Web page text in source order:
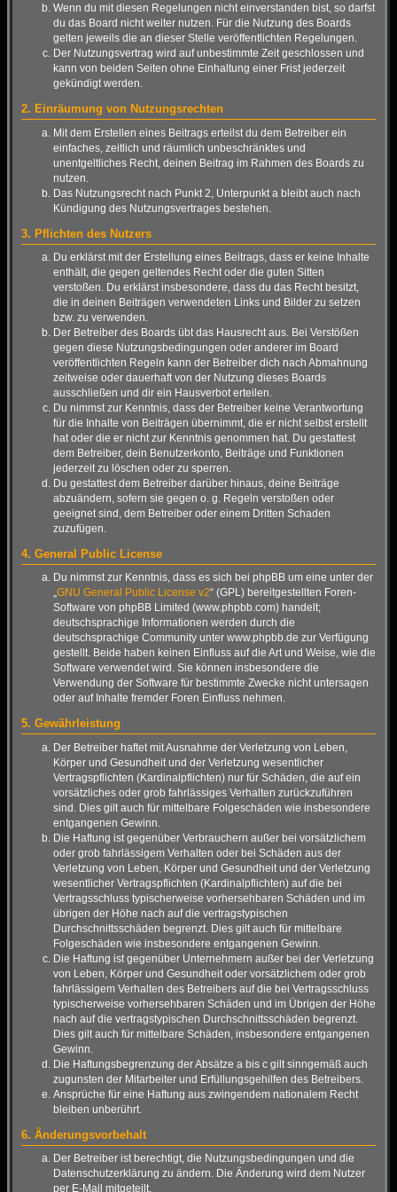
Wenn du mit diesen Regelungen nicht einverstanden bist, so darfst
du das Board nicht weiter nutzen. Für die Nutzung des Boards
gelten jeweils die an dieser Stelle veröffentlichten Regelungen.
Der Nutzungsvertrag wird auf unbestimmte Zeit geschlossen und
kann von beiden Seiten ohne Einhaltung einer Frist jederzeit
gekündigt werden.
2. Einräumung von Nutzungsrechten
Mit dem Erstellen eines Beitrags erteilst du dem Betreiber ein
einfaches, zeitlich und räumlich unbeschränktes und
unentgeltliches Recht, deinen Beitrag im Rahmen des Boards zu
nutzen.
Das Nutzungsrecht nach Punkt 2, Unterpunkt a bleibt auch nach
Kündigung des Nutzungsvertrages bestehen.
3. Pflichten des Nutzers
Du erklärst mit der Erstellung eines Beitrags, dass er keine Inhalte
enthält, die gegen geltendes Recht oder die guten Sitten
verstoßen. Du erklärst insbesondere, dass du das Recht besitzt,
die in deinen Beiträgen verwendeten Links und Bilder zu setzen
bzw. zu verwenden.
Der Betreiber des Boards übt das Hausrecht aus. Bei Verstößen
gegen diese Nutzungsbedingungen oder anderer im Board
veröffentlichten Regeln kann der Betreiber dich nach Abmahnung
zeitweise oder dauerhaft von der Nutzung dieses Boards
ausschließen und dir ein Hausverbot erteilen.
Du nimmst zur Kenntnis, dass der Betreiber keine Verantwortung
für die Inhalte von Beiträgen übernimmt, die er nicht selbst erstellt
hat oder die er nicht zur Kenntnis genommen hat. Du gestattest
dem Betreiber, dein Benutzerkonto, Beiträge und Funktionen
jederzeit zu löschen oder zu sperren.
Du gestattest dem Betreiber darüber hinaus, deine Beiträge
abzuändern, sofern sie gegen o. g. Regeln verstoßen oder
geeignet sind, dem Betreiber oder einem Dritten Schaden
zuzufügen.
4. General Public License
Du nimmst zur Kenntnis, dass es sich bei phpBB um eine unter der
„GNU General Public License v2“ (GPL) bereitgestellten Foren-
Software von phpBB Limited (www.phpbb.com) handelt;
deutschsprachige Informationen werden durch die
deutschsprachige Community unter www.phpbb.de zur Verfügung
gestellt. Beide haben keinen Einfluss auf die Art und Weise, wie die
Software verwendet wird. Sie können insbesondere die
Verwendung der Software für bestimmte Zwecke nicht untersagen
oder auf Inhalte fremder Foren Einfluss nehmen.
5. Gewährleistung
Der Betreiber haftet mit Ausnahme der Verletzung von Leben,
Körper und Gesundheit und der Verletzung wesentlicher
Vertragspflichten (Kardinalpflichten) nur für Schäden, die auf ein
vorsätzliches oder grob fahrlässiges Verhalten zurückzuführen
sind. Dies gilt auch für mittelbare Folgeschäden wie insbesondere
entgangenen Gewinn.
Die Haftung ist gegenüber Verbrauchern außer bei vorsätzlichem
oder grob fahrlässigem Verhalten oder bei Schäden aus der
Verletzung von Leben, Körper und Gesundheit und der Verletzung
wesentlicher Vertragspflichten (Kardinalpflichten) auf die bei
Vertragsschluss typischerweise vorhersehbaren Schäden und im
übrigen der Höhe nach auf die vertragstypischen
Durchschnittsschäden begrenzt. Dies gilt auch für mittelbare
Folgeschäden wie insbesondere entgangenen Gewinn.
Die Haftung ist gegenüber Unternehmern außer bei der Verletzung
von Leben, Körper und Gesundheit oder vorsätzlichem oder grob
fahrlässigem Verhalten des Betreibers auf die bei Vertragsschluss
typischerweise vorhersehbaren Schäden und im Übrigen der Höhe
nach auf die vertragstypischen Durchschnittsschäden begrenzt.
Dies gilt auch für mittelbare Schäden, insbesondere entgangenen
Gewinn.
Die Haftungsbegrenzung der Absätze a bis c gilt sinngemäß auch
zugunsten der Mitarbeiter und Erfüllungsgehilfen des Betreibers.
Ansprüche für eine Haftung aus zwingendem nationalem Recht
bleiben unberührt.
6. Änderungsvorbehalt
Der Betreiber ist berechtigt, die Nutzungsbedingungen und die
Datenschutzerklärung zu ändern. Die Änderung wird dem Nutzer
per E-Mail mitgeteilt.